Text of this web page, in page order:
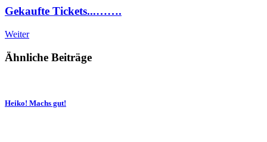
Gekaufte Tickets...…….
Weiter
Ähnliche Beiträge
Heiko! Machs gut!